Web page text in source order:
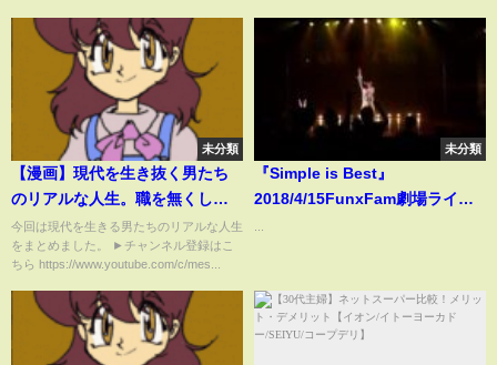
未分類
【漫画】現代を生き抜く男たち
のリアルな人生。職を無くし貧
困生活…路上生活者の苦悩…
【メシのタネ総集編】
今回は現代を生きる男たちのリアルな人生
をまとめました。 ►チャンネル登録はこ
ちら https://www.youtube.com/c/mes...
未分類
『Simple is Best』
2018/4/15FunxFam劇場ライブ